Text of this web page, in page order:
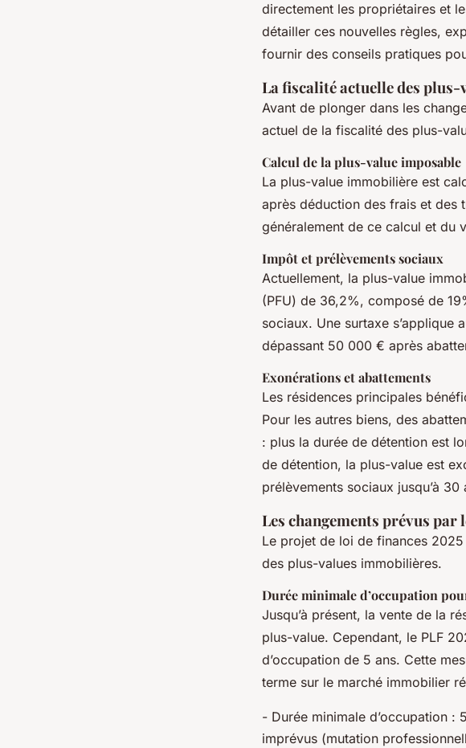
directement les propriétaires et
détailler ces nouvelles règles,
fournir des conseils pratiques
La fiscalité actuelle des
Avant de plonger dans les
actuel de la fiscalité des plus-
Calcul de la plus-value imposable
La plus-value immobilière est
après déduction des frais et des
généralement de ce calcul et du
Impôt et prélèvements sociaux
Actuellement, la plus-value
(PFU) de 36,2%, composé de
sociaux. Une surtaxe s’applique
dépassant 50 000 € après
Exonérations et abattements
Les résidences principales
Pour les autres biens, des
: plus la durée de détention est
de détention, la plus-value est
prélèvements sociaux jusqu’à
Les changements prévus par
Le projet de loi de finances
des plus-values immobilières.
Durée minimale d’occupation
Jusqu’à présent, la vente de la
plus-value. Cependant, le PLF
d’occupation de 5 ans. Cette
terme sur le marché immobilier
- Durée minimale d’occupation :
imprévus (mutation